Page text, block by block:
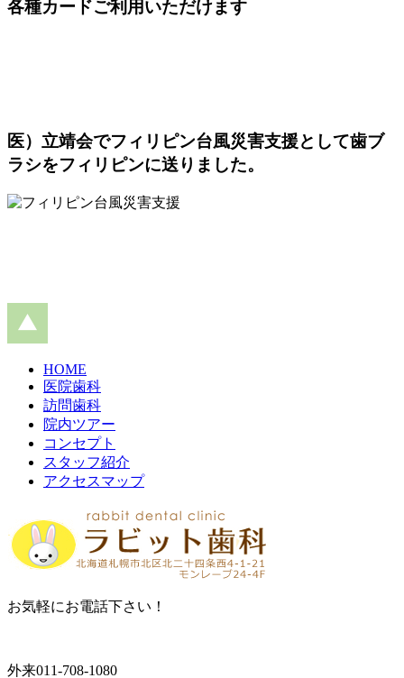
各種カードご利用いただけます
医）立靖会でフィリピン台風災害支援として歯ブ
ラシをフィリピンに送りました。
HOME
医院歯科
訪問歯科
院内ツアー
コンセプト
スタッフ紹介
アクセスマップ
お気軽にお電話下さい！
外来011-708-1080